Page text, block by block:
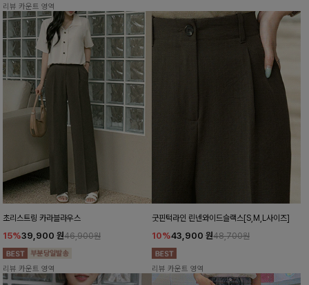
리뷰 카운트 영역
초리스트링 카라블라우스
15%39,900 원46,900원
리뷰 카운트 영역
굿핀턱라인 린넨와이드슬랙스[S,M,L사이즈]
10%43,900 원48,700원
리뷰 카운트 영역